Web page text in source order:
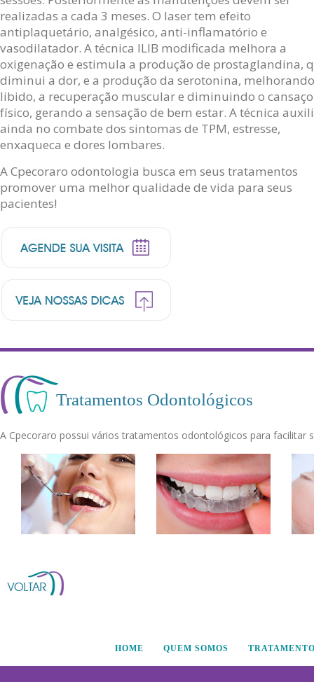
realizadas a cada 3 meses. O laser tem efeito
antiplaquetário, analgésico, anti-inflamatório e
vasodilatador. A técnica ILIB modificada melhora a
oxigenação e estimula a produção de prostaglandina,
diminui a dor, e a produção da serotonina,
libido, a recuperação muscular e diminuindo o cansaço
físico, gerando a sensação de bem estar. A técnica
ainda no combate dos sintomas de TPM, estresse,
enxaqueca e dores lombares.
A Cpecoraro odontologia busca em seus tratamentos
promover uma melhor qualidade de vida para seus
pacientes!
Tratamentos Odontológicos
A Cpecoraro possui vários tratamentos odontológicos para facilitar
HOME QUEM SOMOS